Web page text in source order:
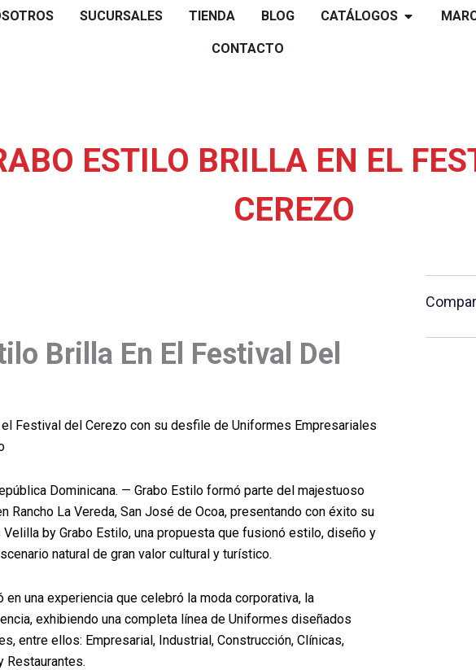
SUCURSALES TIENDA BLOG CATÁLOGOS Open
CONTACTO
ESTILO BRILLA EN EL
CEREZO
Brilla En El Festival Del
Festival del Cerezo con su desfile de Uniformes Empresariales
Dominicana. — Grabo Estilo formó parte del majestuoso
Rancho La Vereda, San José de Ocoa, presentando con éxito su
by Grabo Estilo, una propuesta que fusionó estilo, diseño y
natural de gran valor cultural y turístico.
una experiencia que celebró la moda corporativa, la
exhibiendo una completa línea de Uniformes diseñados
entre ellos: Empresarial, Industrial, Construcción, Clínicas,
Restaurantes.